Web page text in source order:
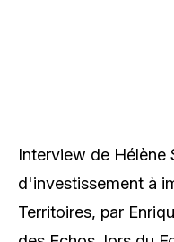
Interview de Hélène
d'investissement à
Territoires, par